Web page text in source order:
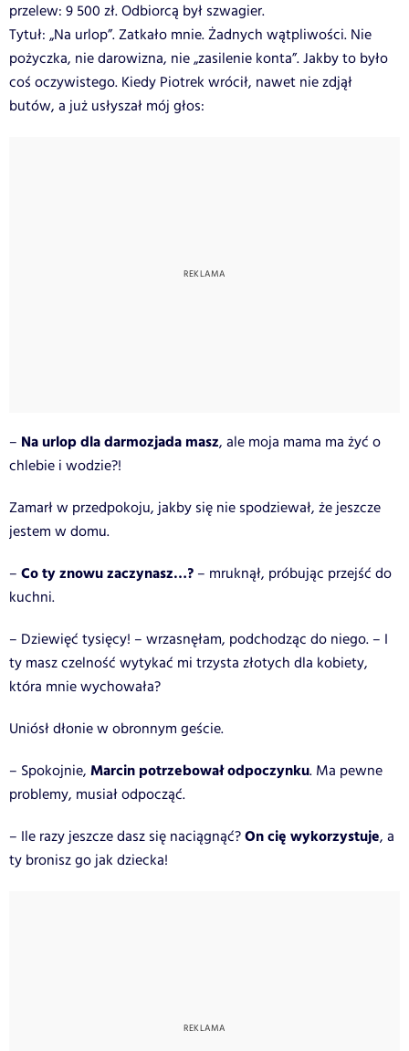
przelew: 9 500 zł.Odbiorcą był szwagier.
Tytuł: „Na urlop”.Zatkało mnie. Żadnych wątpliwości. Nie
pożyczka, nie darowizna, nie „zasilenie konta”. Jakby to było
coś oczywistego. Kiedy Piotrek wrócił, nawet nie zdjął
butów, a już usłyszał mój głos:
– Na urlop dla darmozjada masz, ale moja mama ma żyć o
chlebie i wodzie?!
Zamarł w przedpokoju, jakby się nie spodziewał, że jeszcze
jestem w domu.
– Co ty znowu zaczynasz…? – mruknął, próbując przejść do
kuchni.
– Dziewięć tysięcy! – wrzasnęłam, podchodząc do niego. – I
ty masz czelność wytykać mi trzysta złotych dla kobiety,
która mnie wychowała?
Uniósł dłonie w obronnym geście.
– Spokojnie, Marcin potrzebował odpoczynku. Ma pewne
problemy, musiał odpocząć.
– Ile razy jeszcze dasz się naciągnąć?On cię wykorzystuje, a
ty bronisz go jak dziecka!